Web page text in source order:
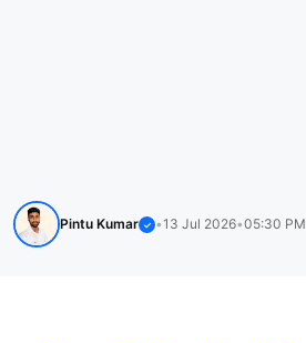
Pintu Kumar ✓ •13 Jul 2026•05:30 PM